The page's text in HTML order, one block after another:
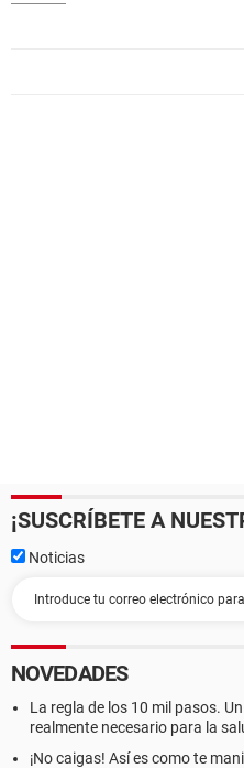
¡SUSCRÍBETE A
Noticias
NOVEDADES
La regla de los 10 mil pasos.
realmente necesario para la
¡No caigas! Así es como te